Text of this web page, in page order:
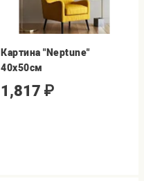
Картина "Neptune"
40х50см
1,817 ₽